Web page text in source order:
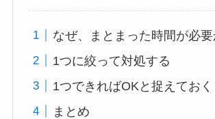
なぜ、まとまった時間が必要
1つに絞って対処する
1つできればOKと捉えておく
まとめ